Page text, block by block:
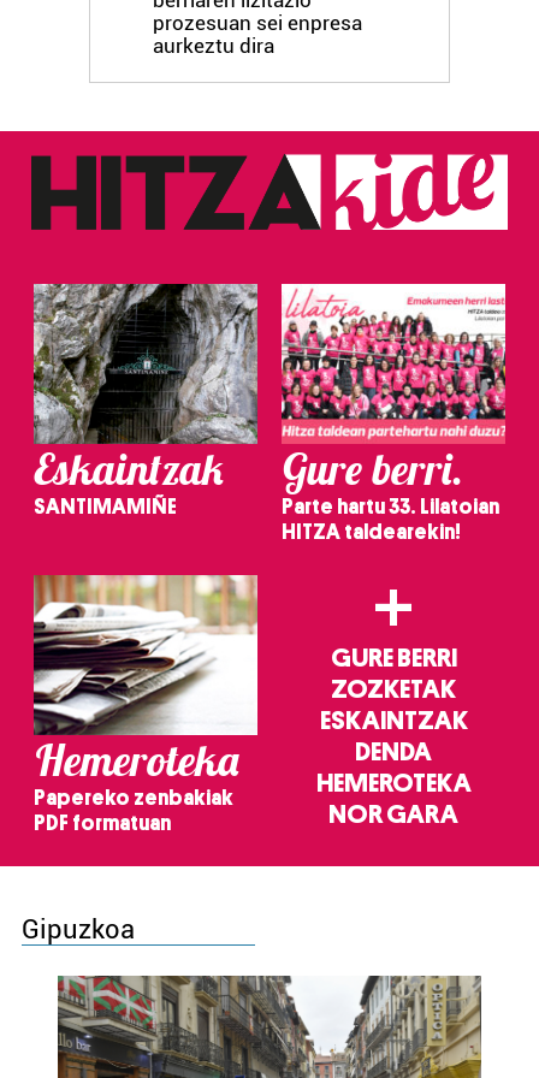
prozesuan sei enpresa
aurkeztu dira
Eskaintzak
SANTIMAMIÑE
Gure berri.
Parte hartu 33. Lilatoian
HITZA taldearekin!
Hemeroteka
Papereko zenbakiak
PDF formatuan
+
GURE BERRI
ZOZKETAK
ESKAINTZAK
DENDA
HEMEROTEKA
NOR GARA
Gipuzkoa